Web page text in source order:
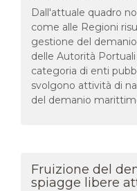
Dall'attuale quadro
come alle Regioni
gestione del
delle Autorità
categoria di enti
svolgono attività di
del demanio
Fruizione del
spiagge libere